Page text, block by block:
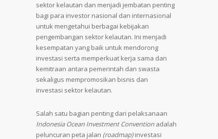
sektor kelautan dan menjadi jembatan penting
bagi para investor nasional dan internasional
untuk mengetahui berbagai kebijakan
pengembangan sektor kelautan. Ini menjadi
kesempatan yang baik untuk mendorong
investasi serta memperkuat kerja sama dan
kemitraan antara pemerintah dan swasta
sekaligus mempromosikan bisnis dan
investasi sektor kelautan.
Salah satu bagian penting dari pelaksanaan
Indonesia Ocean Investment Convention adalah
peluncuran peta jalan (roadmap)investasi